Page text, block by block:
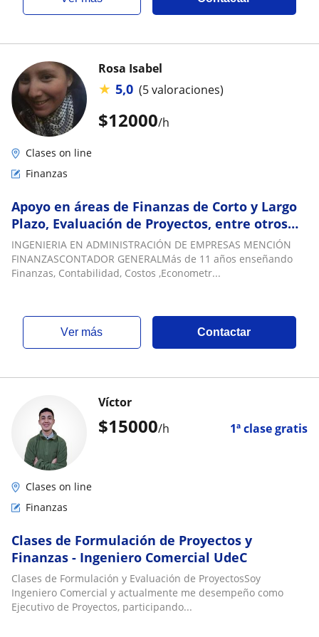
$12000/h
Rosa Isabel
★ 5,0 (5 valoraciones)
Clases on line
Finanzas
Apoyo en áreas de Finanzas de Corto y Largo
Plazo, Evaluación de Proyectos, entre otros
temas Financieros
INGENIERIA EN ADMINISTRACIÓN DE EMPRESAS MENCIÓN
FINANZASCONTADOR GENERALMás de 11 años enseñando
Finanzas, Contabilidad, Costos ,Econometr...
ver más Contactar
$15000/h 1ª clase gratis
Víctor
Clases on line
Finanzas
Clases de Formulación de Proyectos y
Finanzas - Ingeniero Comercial UdeC
Clases de Formulación y Evaluación de ProyectosSoy
Ingeniero Comercial y actualmente me desempeño como
Ejecutivo de Proyectos, participando...